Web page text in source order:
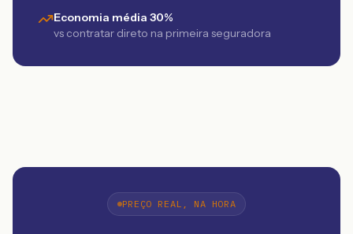
Economia média 30%
vs contratar direto na primeira seguradora
PREÇO REAL, NA HORA